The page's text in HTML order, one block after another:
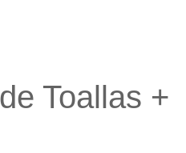
Toallas +